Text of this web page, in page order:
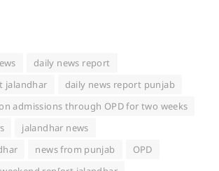
daily news report
jalandhar
daily news report punjab
admissions through OPD for two weeks
jalandhar news
news from punjab
OPD